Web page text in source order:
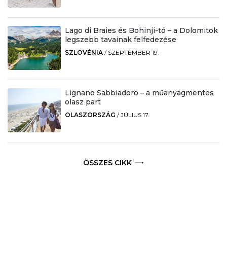
Lago di Braies és Bohinji-tó – a Dolomitok
legszebb tavainak felfedezése
SZLOVÉNIA / SZEPTEMBER 19.
Lignano Sabbiadoro – a műanyagmentes
olasz part
OLASZORSZÁG /JÚLIUS 17.
ÖSSZES CIKK